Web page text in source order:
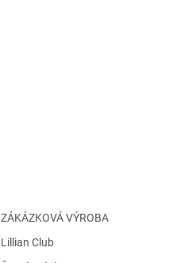
ZÁKÁZKOVÁ VÝROBA
Lillian Club